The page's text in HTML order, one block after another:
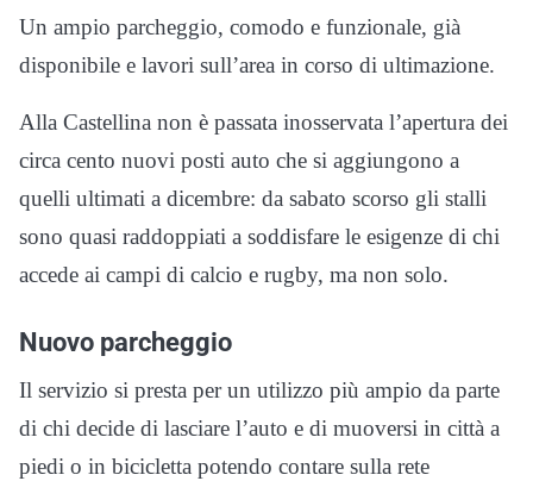
Un ampio parcheggio, comodo e funzionale, già
disponibile e lavori sull’area in corso di ultimazione.
Alla Castellina non è passata inosservata l’apertura dei
circa cento nuovi posti auto che si aggiungono a
quelli ultimati a dicembre: da sabato scorso gli stalli
sono quasi raddoppiati a soddisfare le esigenze di chi
accede ai campi di calcio e rugby, ma non solo.
Nuovo parcheggio
Il servizio si presta per un utilizzo più ampio da parte
di chi decide di lasciare l’auto e di muoversi in città a
piedi o in bicicletta potendo contare sulla rete